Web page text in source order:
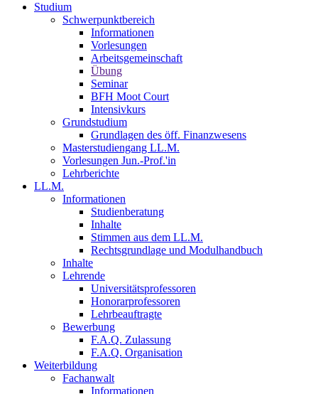
Studium
Schwerpunktbereich
Informationen
Vorlesungen
Arbeitsgemeinschaft
Übung
Seminar
BFH Moot Court
Intensivkurs
Grundstudium
Grundlagen des öff. Finanzwesens
Masterstudiengang LL.M.
Vorlesungen Jun.-Prof.'in
Lehrberichte
LL.M.
Informationen
Studienberatung
Inhalte
Stimmen aus dem LL.M.
Rechtsgrundlage und Modulhandbuch
Inhalte
Lehrende
Universitätsprofessoren
Honorarprofessoren
Lehrbeauftragte
Bewerbung
F.A.Q. Zulassung
F.A.Q. Organisation
Weiterbildung
Fachanwalt
Informationen